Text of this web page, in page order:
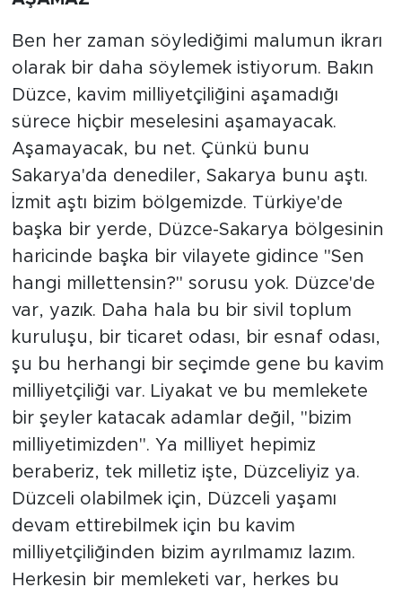
Ben her zaman söylediğimi malumun ikrarı
olarak bir daha söylemek istiyorum. Bakın
Düzce, kavim milliyetçiliğini aşamadığı
sürece hiçbir meselesini aşamayacak.
Aşamayacak, bu net. Çünkü bunu
Sakarya'da denediler, Sakarya bunu aştı.
İzmit aştı bizim bölgemizde. Türkiye'de
başka bir yerde, Düzce-Sakarya bölgesinin
haricinde başka bir vilayete gidince "Sen
hangi millettensin?" sorusu yok. Düzce'de
var, yazık. Daha hala bu bir sivil toplum
kuruluşu, bir ticaret odası, bir esnaf odası,
şu bu herhangi bir seçimde gene bu kavim
milliyetçiliği var. Liyakat ve bu memlekete
bir şeyler katacak adamlar değil, "bizim
milliyetimizden". Ya milliyet hepimiz
beraberiz, tek milletiz işte, Düzceliyiz ya.
Düzceli olabilmek için, Düzceli yaşamı
devam ettirebilmek için bu kavim
milliyetçiliğinden bizim ayrılmamız lazım.
Herkesin bir memleketi var, herkes bu